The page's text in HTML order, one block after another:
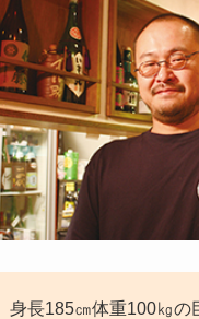
身長185㎝体重100㎏の